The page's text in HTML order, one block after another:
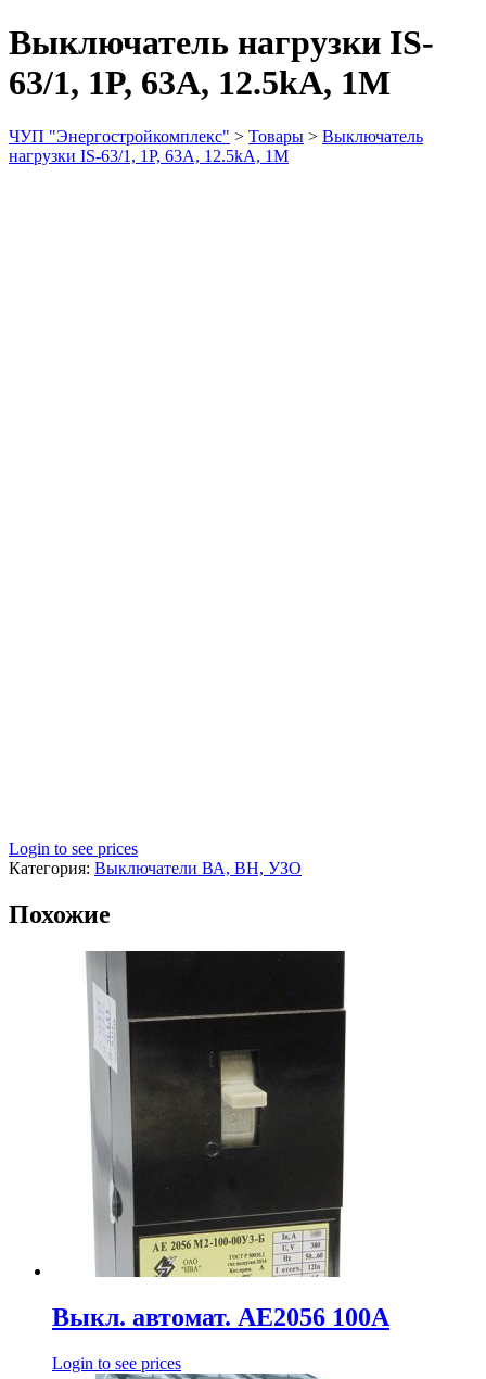
Выключатель нагрузки IS-
63/1, 1P, 63A, 12.5kA, 1M
ЧУП "Энергостройкомплекс" > Товары > Выключатель
нагрузки IS-63/1, 1P, 63A, 12.5kA, 1M
Login to see prices
Категория: Выключатели ВА, ВН, УЗО
Похожие
Выкл. автомат. АЕ2056 100А
Login to see prices